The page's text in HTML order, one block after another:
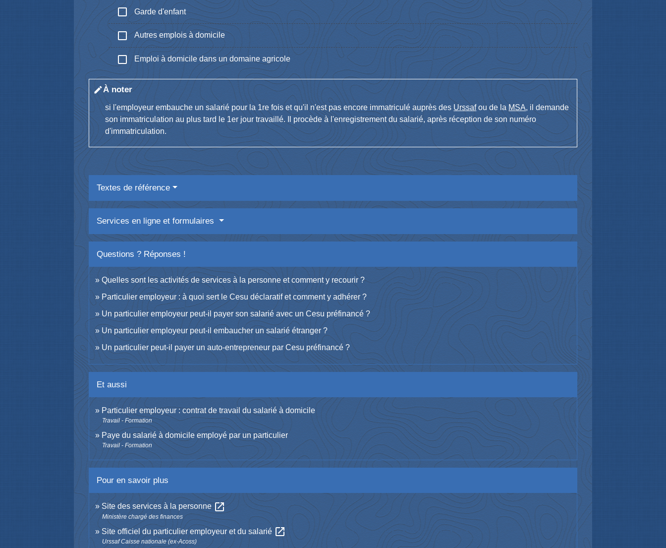
check_box_outline_blank Garde d'enfant
check_box_outline_blank Autres emplois à domicile
check_box_outline_blank Emploi à domicile dans un domaine agricole
editÀ noter
si l'employeur embauche un salarié pour la 1re fois et qu'il n'est pas encore immatriculé auprès des Urssafou de la MSA, il demande
son immatriculation au plus tard le 1er jour travaillé. Il procède à l'enregistrement du salarié, après réception de son numéro
d'immatriculation.
Textes de référence
Services en ligne et formulaires
Questions ? Réponses !
Quelles sont les activités de services à la personne et comment y recourir ?
Particulier employeur : à quoi sert le Cesu déclaratif et comment y adhérer ?
Un particulier employeur peut-il payer son salarié avec un Cesu préfinancé ?
Un particulier employeur peut-il embaucher un salarié étranger ?
Un particulier peut-il payer un auto-entrepreneur par Cesu préfinancé ?
Et aussi
Particulier employeur : contrat de travail du salarié à domicile
Travail - Formation
Paye du salarié à domicile employé par un particulier
Travail - Formation
Pour en savoir plus
Site des services à la personneopen_in_new
Ministère chargé des finances
Site officiel du particulier employeur et du salarié open_in_new
Urssaf Caisse nationale (ex-Acoss)